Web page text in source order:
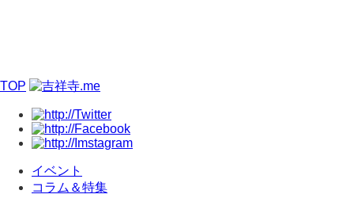
TOP
イベント
コラム＆特集